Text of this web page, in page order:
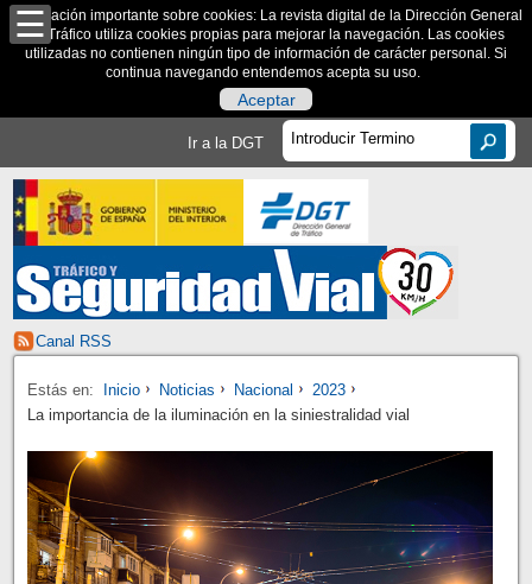
Información importante sobre cookies: La revista digital de la Dirección General
de Tráfico utiliza cookies propias para mejorar la navegación. Las cookies
utilizadas no contienen ningún tipo de información de carácter personal. Si
continua navegando entendemos acepta su uso.
Aceptar
Ir a la DGT
Canal RSS
Estás en: Inicio Noticias Nacional
2023
La importancia de la iluminación en la siniestralidad vial